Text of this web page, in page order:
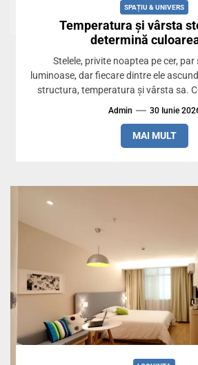
SPAȚIU & UNIVERS
Temperatura și vârsta
determină
Stelele, privite noaptea pe cer,
luminoase, dar fiecare dintre ele
structura, temperatura și vârsta sa.
Admin 30 Iunie
MAI MULT